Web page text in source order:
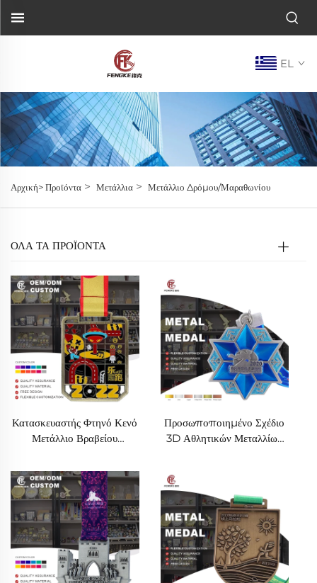
EL
Αρχική>Προϊόντα > Μετάλλια > Μετάλλιο Δρόμου/Μαραθωνίου
ΌΛΑ ΤΑ ΠΡΟΪΟΝΤΑ
Κατασκευαστής Φτηνό Κενό
Μετάλλιο Βραβείου
Μαραθωνίου Τρέξιμο
Μετάλλιο Αθλήματος
Προσωποποιημένο Σχέδιο
3D Αθλητικών Μεταλλίων